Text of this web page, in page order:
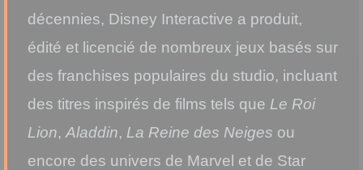
décennies, Disney Interactive a produit,
édité et licencié de nombreux jeux basés sur
des franchises populaires du studio, incluant
des titres inspirés de films tels que Le Roi
Lion, Aladdin, La Reine des Neiges ou
encore des univers de Marvel et de Star